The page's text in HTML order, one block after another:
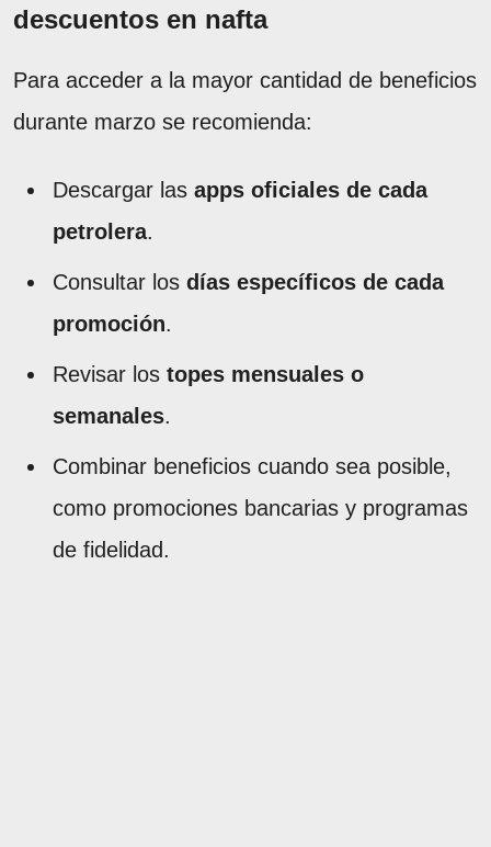
descuentos en nafta
Para acceder a la mayor cantidad de beneficios
durante marzo se recomienda:
Descargar las apps oficiales de cada
petrolera.
Consultar los días específicos de cada
promoción.
Revisar los topes mensuales o
semanales.
Combinar beneficios cuando sea posible,
como promociones bancarias y programas
de fidelidad.